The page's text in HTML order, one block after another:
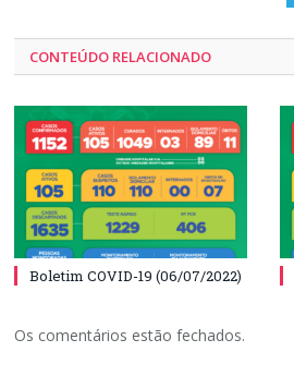
CONTEÚDO RELACIONADO
Boletim COVID-19 (06/07/2022)
Os comentários estão fechados.